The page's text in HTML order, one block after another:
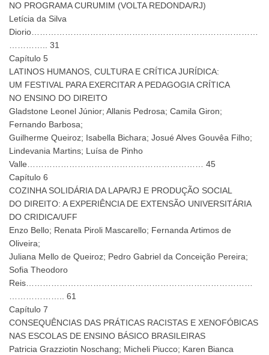
NO PROGRAMA CURUMIM (VOLTA REDONDA/RJ)
Letícia da Silva
Diorio………………………………………………………………………
………….. 31
Capítulo 5
LATINOS HUMANOS, CULTURA E CRÍTICA JURÍDICA:
UM FESTIVAL PARA EXERCITAR A PEDAGOGIA CRÍTICA
NO ENSINO DO DIREITO
Gladstone Leonel Júnior; Allanis Pedrosa; Camila Giron;
Fernando Barbosa;
Guilherme Queiroz; Isabella Bichara; Josué Alves Gouvêa Filho;
Lindevania Martins; Luísa de Pinho
Valle……………………………………………………… 45
Capítulo 6
COZINHA SOLIDÁRIA DA LAPA/RJ E PRODUÇÃO SOCIAL
DO DIREITO: A EXPERIÊNCIA DE EXTENSÃO UNIVERSITÁRIA
DO CRIDICA/UFF
Enzo Bello; Renata Piroli Mascarello; Fernanda Artimos de
Oliveira;
Juliana Mello de Queiroz; Pedro Gabriel da Conceição Pereira;
Sofia Theodoro
Reis………………………………………………………………………
……………….. 61
Capítulo 7
CONSEQUÊNCIAS DAS PRÁTICAS RACISTAS E XENOFÓBICAS
NAS ESCOLAS DE ENSINO BÁSICO BRASILEIRAS
Patricia Grazziotin Noschang; Micheli Piucco; Karen Bianca